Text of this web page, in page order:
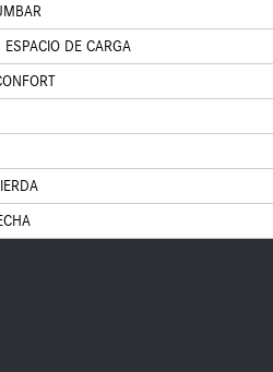
DE CARGA